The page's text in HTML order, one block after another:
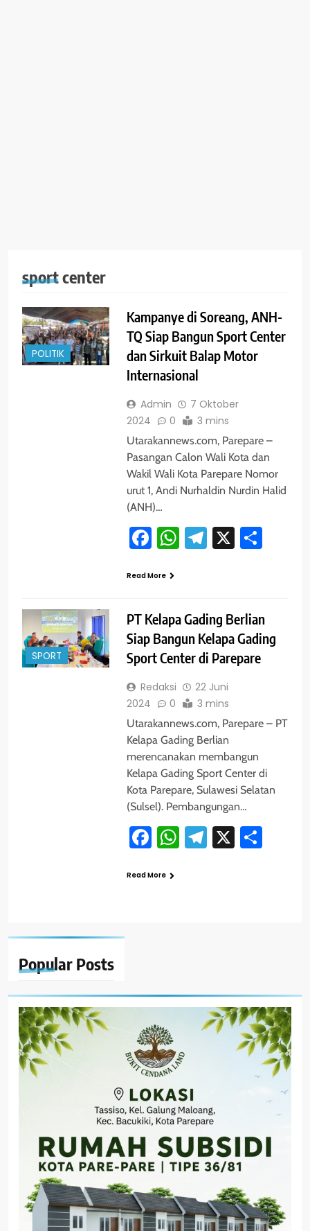
Popular Posts
sport center
POLITIK
Kampanye di Soreang, ANH-
TQ Siap Bangun Sport Center
dan Sirkuit Balap Motor
Internasional
Admin
7 Oktober
2024
0 3 mins
Utarakannews.com, Parepare –
Pasangan Calon Wali Kota dan
Wakil Wali Kota Parepare Nomor
urut 1, Andi Nurhaldin Nurdin Halid
(ANH)…
Facebook
WhatsApp
Telegram
X
Read More
SPORT
PT Kelapa Gading Berlian
Siap Bangun Kelapa Gading
Sport Center di Parepare
Redaksi
22 Juni
2024
0 3 mins
Utarakannews.com, Parepare – PT
Kelapa Gading Berlian
merencanakan membangun
Kelapa Gading Sport Center di
Kota Parepare, Sulawesi Selatan
(Sulsel). Pembangungan…
Facebook
WhatsApp
Telegram
X
Read More